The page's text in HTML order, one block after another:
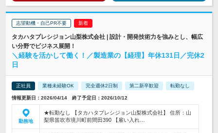
志望動機・自己PR不要
タカハタプレシジョン山梨株式会社 | 設計・開発技術力を強みとし、幅広
い分野でビジネス展開！
＼経験を活かして働く！／製造業の【経理】年休131日／完休2
日
正社員 業種未経験OK 完全週休2日制 第二新卒歓迎 転勤なし
情報更新日：2026/04/14 終了予定日：2026/10/12
勤務地
★転勤なし 【タカハタプレシジョン山梨株式会社】 住所：山
梨県笛吹市境川町前間田390 【雇い入れ…